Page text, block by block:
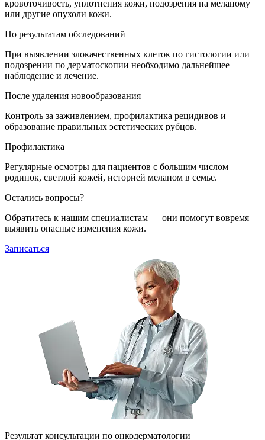
кровоточивость, уплотнения кожи, подозрения на меланому
или другие опухоли кожи.
По результатам обследований
При выявлении злокачественных клеток по гистологии или
подозрении по дерматоскопии необходимо дальнейшее
наблюдение и лечение.
После удаления новообразования
Контроль за заживлением, профилактика рецидивов и
образование правильных эстетических рубцов.
Профилактика
Регулярные осмотры для пациентов с большим числом
родинок, светлой кожей, историей меланом в семье.
Остались вопросы?
Обратитесь к нашим специалистам — они помогут вовремя
выявить опасные изменения кожи.
Записаться
Результат консультации по онкодерматологии